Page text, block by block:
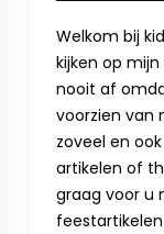
Welkom bij
kijken op
nooit af
voorzien van
zoveel en
artikelen of
graag voor u